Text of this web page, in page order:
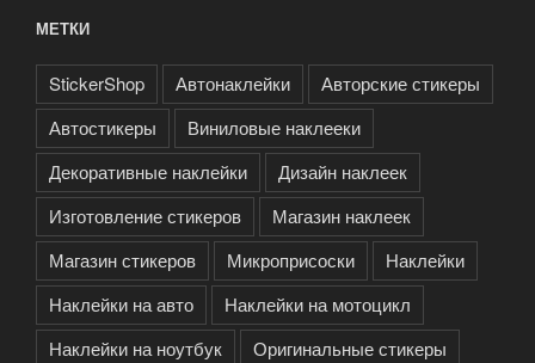
МЕТКИ
StickerShop Автонаклейки
Авторские стикеры
Автостикеры
Виниловые наклееки
Декоративные наклейки
Дизайн наклеек
Изготовление стикеров
Магазин наклеек
Магазин стикеров
Микроприсоски
Наклейки
Наклейки на авто
Наклейки на мотоцикл
Наклейки на ноутбук
Оригинальные стикеры